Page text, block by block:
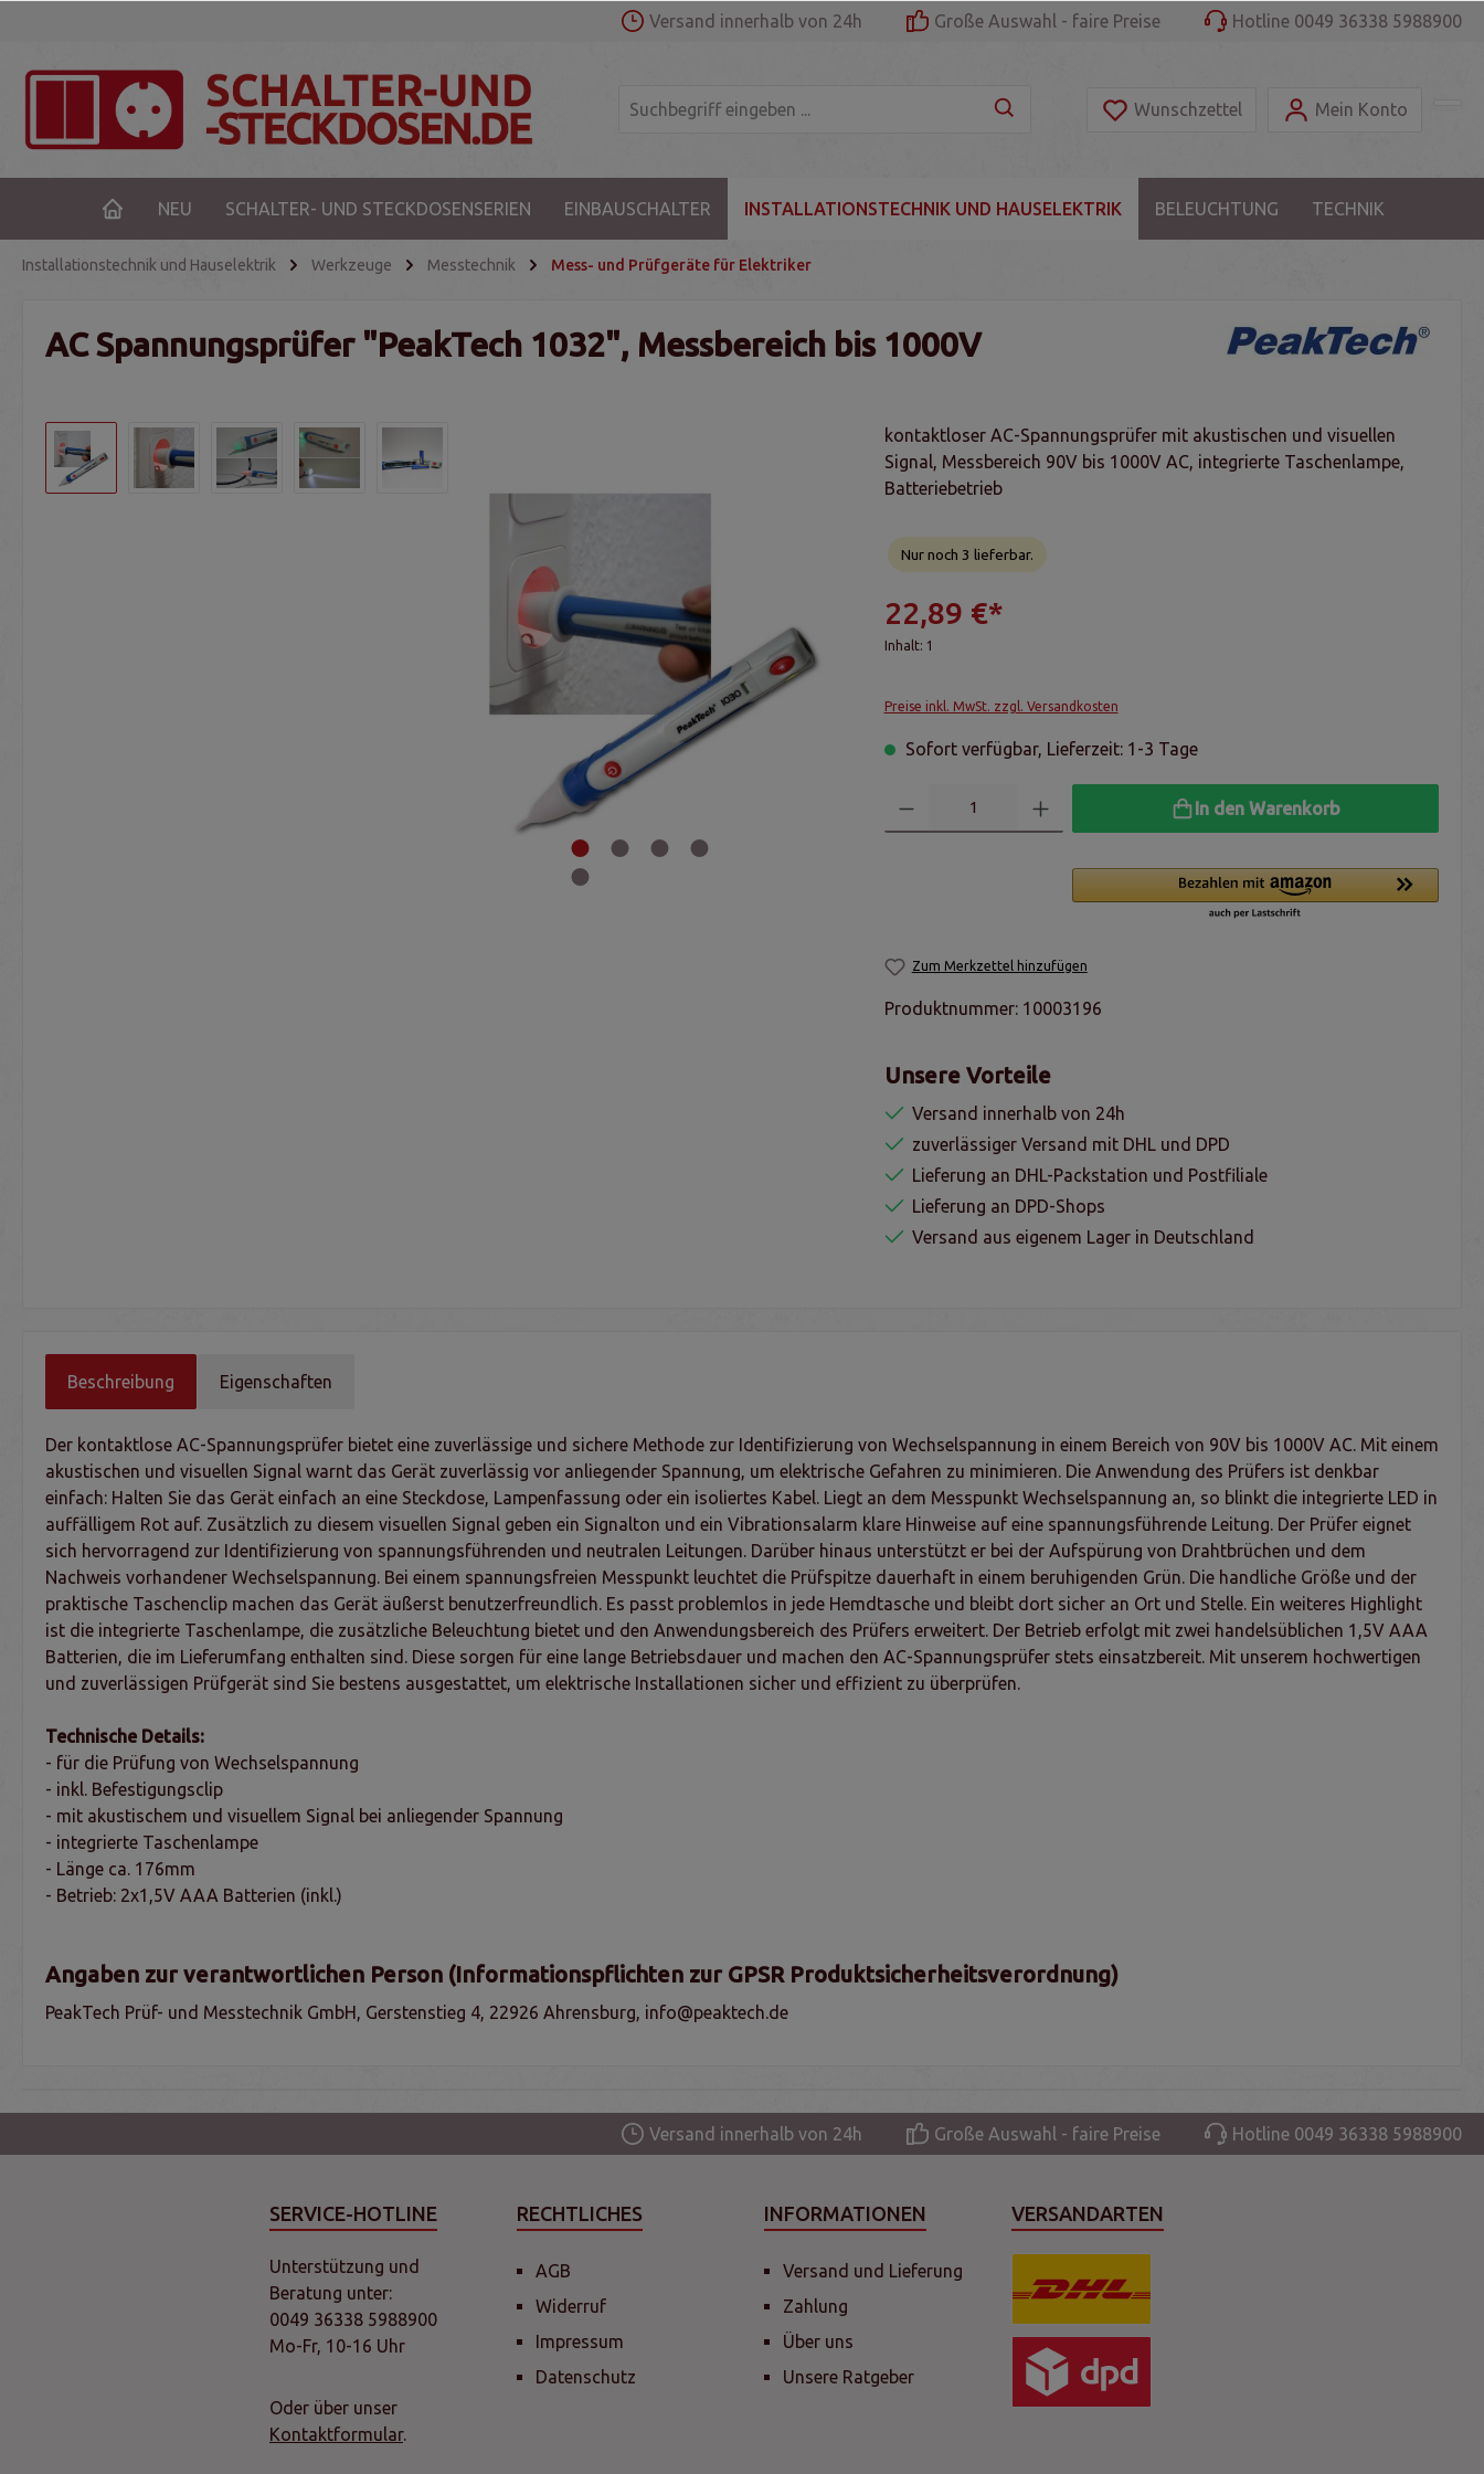
Versand innerhalb von 24h Große Auswahl - faire Preise Hotline 0049 36338 5988900
Wunschzettel Mein Konto
NEU SCHALTER- UND STECKDOSENSERIEN EINBAUSCHALTER INSTALLATIONSTECHNIK UND HAUSELEKTRIK BELEUCHTUNG TECHNIK
Installationstechnik und Hauselektrik Werkzeuge Messtechnik Mess- und Prüfgeräte für Elektriker
AC Spannungsprüfer "PeakTech 1032", Messbereich bis 1000V
kontaktloser AC-Spannungsprüfer mit akustischen und visuellen
Signal, Messbereich 90V bis 1000V AC, integrierte Taschenlampe,
Batteriebetrieb
Nur noch 3 lieferbar.
22,89 €*
Inhalt: 1
Preise inkl. MwSt. zzgl. Versandkosten
Sofort verfügbar, Lieferzeit: 1-3 Tage
In den Warenkorb
Zum Merkzettel hinzufügen
Produktnummer: 10003196
Unsere Vorteile
Versand innerhalb von 24h
zuverlässiger Versand mit DHL und DPD
Lieferung an DHL-Packstation und Postfiliale
Lieferung an DPD-Shops
Versand aus eigenem Lager in Deutschland
Beschreibung Eigenschaften
Der kontaktlose AC-Spannungsprüfer bietet eine zuverlässige und sichere Methode zur Identifizierung von Wechselspannung in einem Bereich von 90V bis 1000V AC. Mit einem
akustischen und visuellen Signal warnt das Gerät zuverlässig vor anliegender Spannung, um elektrische Gefahren zu minimieren. Die Anwendung des Prüfers ist denkbar
einfach: Halten Sie das Gerät einfach an eine Steckdose, Lampenfassung oder ein isoliertes Kabel. Liegt an dem Messpunkt Wechselspannung an, so blinkt die integrierte LED in
auffälligem Rot auf. Zusätzlich zu diesem visuellen Signal geben ein Signalton und ein Vibrationsalarm klare Hinweise auf eine spannungsführende Leitung. Der Prüfer eignet
sich hervorragend zur Identifizierung von spannungsführenden und neutralen Leitungen. Darüber hinaus unterstützt er bei der Aufspürung von Drahtbrüchen und dem
Nachweis vorhandener Wechselspannung. Bei einem spannungsfreien Messpunkt leuchtet die Prüfspitze dauerhaft in einem beruhigenden Grün. Die handliche Größe und der
praktische Taschenclip machen das Gerät äußerst benutzerfreundlich. Es passt problemlos in jede Hemdtasche und bleibt dort sicher an Ort und Stelle. Ein weiteres Highlight
ist die integrierte Taschenlampe, die zusätzliche Beleuchtung bietet und den Anwendungsbereich des Prüfers erweitert. Der Betrieb erfolgt mit zwei handelsüblichen 1,5V AAA
Batterien, die im Lieferumfang enthalten sind. Diese sorgen für eine lange Betriebsdauer und machen den AC-Spannungsprüfer stets einsatzbereit. Mit unserem hochwertigen
und zuverlässigen Prüfgerät sind Sie bestens ausgestattet, um elektrische Installationen sicher und effizient zu überprüfen.
Technische Details:
- für die Prüfung von Wechselspannung
- inkl. Befestigungsclip
- mit akustischem und visuellem Signal bei anliegender Spannung
- integrierte Taschenlampe
- Länge ca. 176mm
- Betrieb: 2x1,5V AAA Batterien (inkl.)
Angaben zur verantwortlichen Person (Informationspflichten zur GPSR Produktsicherheitsverordnung)
PeakTech Prüf- und Messtechnik GmbH, Gerstenstieg 4, 22926 Ahrensburg, info@peaktech.de
Versand innerhalb von 24h Große Auswahl - faire Preise Hotline 0049 36338 5988900
SERVICE-HOTLINE
Unterstützung und
Beratung unter:
0049 36338 5988900
Mo-Fr, 10-16 Uhr
Oder über unser
Kontaktformular.
RECHTLICHES
AGB
Widerruf
Impressum
Datenschutz
INFORMATIONEN
Versand und Lieferung
Zahlung
Über uns
Unsere Ratgeber
VERSANDARTEN